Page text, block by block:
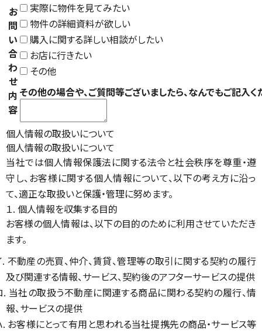
お
問
い
合
わ
せ
内
容
実際に物件を見てみたい
物件の詳細資料が欲しい
購入に関する詳しい相談がしたい
お店に行きたい
その他
その他の場合や、ご質問等ございましたら、なんでもご記入く
個人情報の取扱いについて
個人情報の取扱いについて
当社では個人情報保護法に関する法令と社会秩序を尊重・遵
守し、お客様に関する個人情報について、以下の考え方に沿っ
て、適正な取扱いと保護・管理に努めます。
１. 個人情報を収集する目的
お客様の個人情報は、以下の目的のために利用させていただき
ます。
. 不動産の売買、仲介、賃貸、管理等の取引に関する契約の履行
及び関連する情報、サービス、契約後のアフターサービスの提供
. 当社の取扱う不動産に関連する商品に関わる契約の履行、情
報、サービスの提供
. お客様にとって有用と思われる当社提携先の商品・サービス等